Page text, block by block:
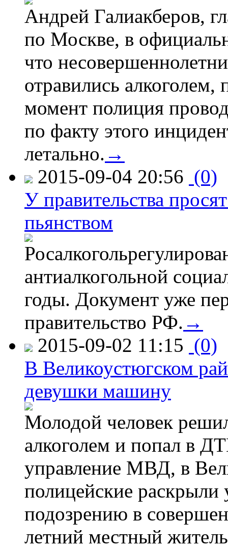
Андрей Галиакберов,
по Москве, в
что
отравились
момент полиция
по факту этого
летально. →
2015-09-04 20:56 (0)
У правительства
пьянством
антиалкогольной
годы. Документ уже
правительство РФ. →
2015-09-02 11:15 (0)
В Великоустюгском
девушки машину
Молодой человек
алкоголем и попал в
управление МВД, в
полицейские
подозрению в
летний местный